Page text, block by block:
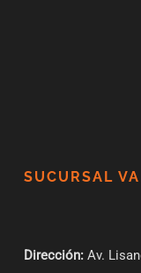
SUCURSAL
Dirección:Av.